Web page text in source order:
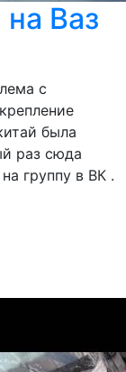
Ваз
с
была
раз сюда
группу в ВК .